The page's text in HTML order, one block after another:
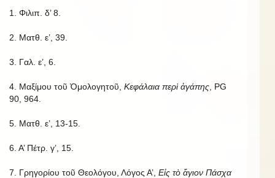
1. Φιλιπ. δ’ 8.
2. Ματθ. ε’, 39.
3. Γαλ. ε’, 6.
4. Μαξίμου τοῦ Ὁμολογητοῦ, Κεφάλαια περὶ ἀγάπης , PG
90, 964.
5. Ματθ. ε’, 13-15.
6. Α’ Πέτρ. γ’, 15.
7. Γρηγορίου τοῦ Θεολόγου, Λόγος Α’, Εἰς τὸ ἅγιον Πάσχα